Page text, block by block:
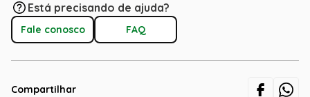
Está precisando de ajuda?
Fale conosco FAQ
Compartilhar